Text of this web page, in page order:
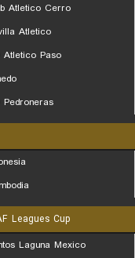
Atletico Cerro
Atletico
Atletico Paso
Pedroneras
Leagues Cup
Laguna Mexico